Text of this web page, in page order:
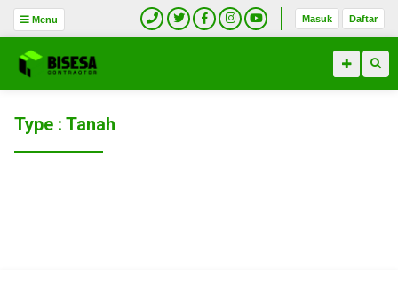
Menu Masuk Daftar
Type : Tanah